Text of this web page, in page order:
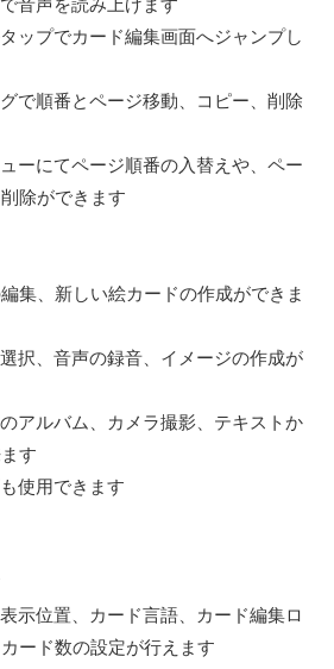
音声を読み上げます
ップでカード編集画面へジャンプし
で順番とページ移動、コピー、削除
ーにてページ順番の入替えや、ペー
除ができます
集、新しい絵カードの作成ができま
択、音声の録音、イメージの作成が
アルバム、カメラ撮影、テキストか
す
使用できます
示位置、カード言語、カード編集ロ
ード数の設定が行えます